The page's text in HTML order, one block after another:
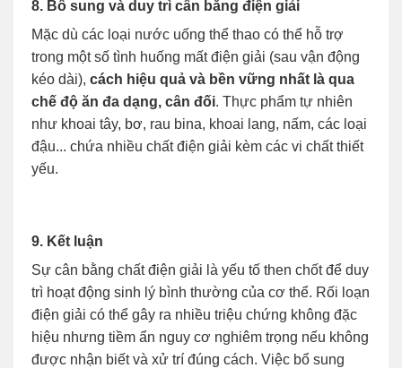
8. Bổ sung và duy trì cân bằng điện giải
Mặc dù các loại nước uống thể thao có thể hỗ trợ
trong một số tình huống mất điện giải (sau vận động
kéo dài), cách hiệu quả và bền vững nhất là qua
chế độ ăn đa dạng, cân đối. Thực phẩm tự nhiên
như khoai tây, bơ, rau bina, khoai lang, nấm, các loại
đậu... chứa nhiều chất điện giải kèm các vi chất thiết
yếu.
9. Kết luận
Sự cân bằng chất điện giải là yếu tố then chốt để duy
trì hoạt động sinh lý bình thường của cơ thể. Rối loạn
điện giải có thể gây ra nhiều triệu chứng không đặc
hiệu nhưng tiềm ẩn nguy cơ nghiêm trọng nếu không
được nhận biết và xử trí đúng cách. Việc bổ sung